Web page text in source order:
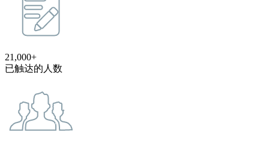
21,000+
已触达的人数